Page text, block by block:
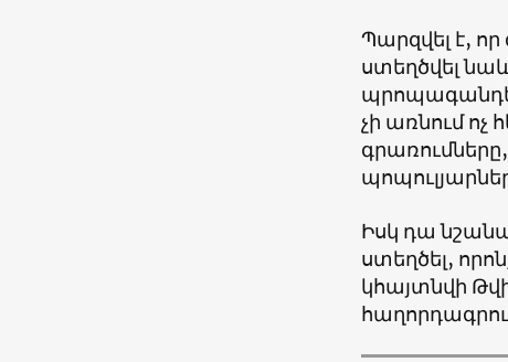
Պարզվել է, որ
ստեղծվել
չի առնում
Իսկ դա
ստեղծել,
կհայտնվի